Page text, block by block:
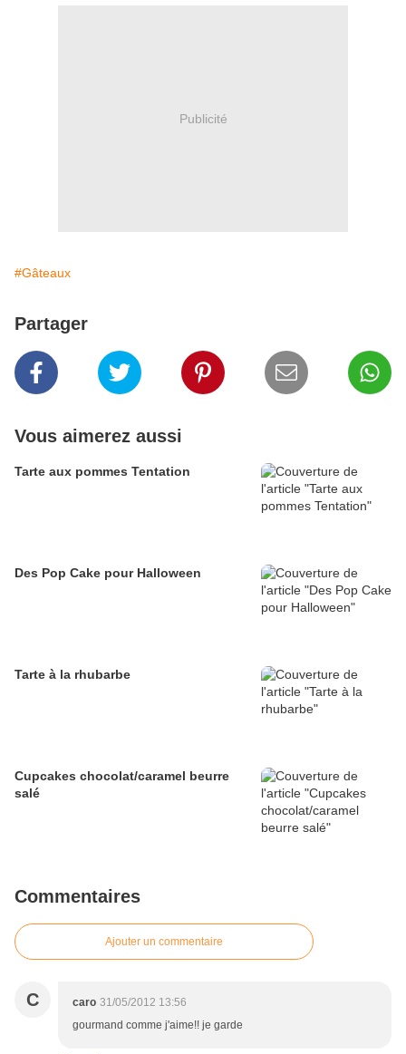
Publicité
#Gâteaux
Partager
Vous aimerez aussi
Tarte aux pommes Tentation
Des Pop Cake pour Halloween
Tarte à la rhubarbe
Cupcakes chocolat/caramel beurre
salé
Commentaires
Ajouter un commentaire
C caro 31/05/2012 13:56
gourmand comme j'aime!! je garde